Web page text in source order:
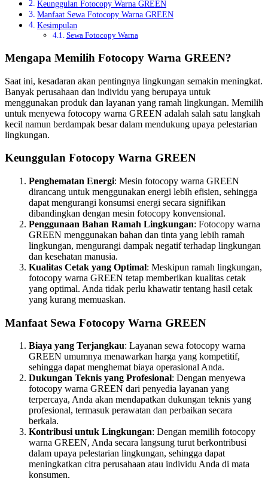
Keunggulan Fotocopy Warna GREEN
Manfaat Sewa Fotocopy Warna GREEN
Kesimpulan
Sewa Fotocopy Warna
Mengapa Memilih Fotocopy Warna GREEN?
Saat ini, kesadaran akan pentingnya lingkungan semakin meningkat.
Banyak perusahaan dan individu yang berupaya untuk
menggunakan produk dan layanan yang ramah lingkungan. Memilih
untuk menyewa fotocopy warna GREEN adalah salah satu langkah
kecil namun berdampak besar dalam mendukung upaya pelestarian
lingkungan.
Keunggulan Fotocopy Warna GREEN
Penghematan Energi: Mesin fotocopy warna GREEN
dirancang untuk menggunakan energi lebih efisien, sehingga
dapat mengurangi konsumsi energi secara signifikan
dibandingkan dengan mesin fotocopy konvensional.
Penggunaan Bahan Ramah Lingkungan: Fotocopy warna
GREEN menggunakan bahan dan tinta yang lebih ramah
lingkungan, mengurangi dampak negatif terhadap lingkungan
dan kesehatan manusia.
Kualitas Cetak yang Optimal: Meskipun ramah lingkungan,
fotocopy warna GREEN tetap memberikan kualitas cetak
yang optimal. Anda tidak perlu khawatir tentang hasil cetak
yang kurang memuaskan.
Manfaat Sewa Fotocopy Warna GREEN
Biaya yang Terjangkau: Layanan sewa fotocopy warna
GREEN umumnya menawarkan harga yang kompetitif,
sehingga dapat menghemat biaya operasional Anda.
Dukungan Teknis yang Profesional: Dengan menyewa
fotocopy warna GREEN dari penyedia layanan yang
terpercaya, Anda akan mendapatkan dukungan teknis yang
profesional, termasuk perawatan dan perbaikan secara
berkala.
Kontribusi untuk Lingkungan: Dengan memilih fotocopy
warna GREEN, Anda secara langsung turut berkontribusi
dalam upaya pelestarian lingkungan, sehingga dapat
meningkatkan citra perusahaan atau individu Anda di mata
konsumen.